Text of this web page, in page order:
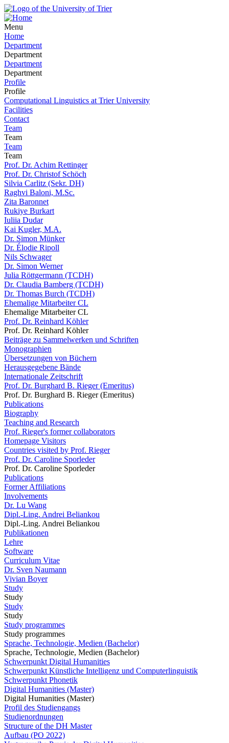
Menu
Home
Department
Department
Department
Department
Profile
Profile
Computational Linguistics at Trier University
Facilities
Contact
Team
Team
Team
Team
Prof. Dr. Achim Rettinger
Prof. Dr. Christof Schöch
Silvia Carlitz (Sekr. DH)
Raghvi Baloni, M.Sc.
Zita Baronnet
Rukiye Burkart
Iuliia Dudar
Kai Kugler, M.A.
Dr. Simon Münker
Dr. Élodie Ripoll
Nils Schwager
Dr. Simon Werner
Julia Röttgermann (TCDH)
Dr. Claudia Bamberg (TCDH)
Dr. Thomas Burch (TCDH)
Ehemalige Mitarbeiter CL
Ehemalige Mitarbeiter CL
Prof. Dr. Reinhard Köhler
Prof. Dr. Reinhard Köhler
Beiträge zu Sammelwerken und Schriften
Monographien
Übersetzungen von Büchern
Herausgegebene Bände
Internationale Zeitschrift
Prof. Dr. Burghard B. Rieger (Emeritus)
Prof. Dr. Burghard B. Rieger (Emeritus)
Publications
Biography
Teaching and Research
Prof. Rieger's former collaborators
Homepage Visitors
Countries visited by Prof. Rieger
Prof. Dr. Caroline Sporleder
Prof. Dr. Caroline Sporleder
Publications
Former Affiliations
Involvements
Dr. Lu Wang
Dipl.-Ling. Andrei Beliankou
Dipl.-Ling. Andrei Beliankou
Publikationen
Lehre
Software
Curriculum Vitae
Dr. Sven Naumann
Vivian Boyer
Study
Study
Study
Study
Study programmes
Study programmes
Sprache, Technologie, Medien (Bachelor)
Sprache, Technologie, Medien (Bachelor)
Schwerpunkt Digital Humanities
Schwerpunkt Künstliche Intelligenz und Computerlinguistik
Schwerpunkt Phonetik
Digital Humanities (Master)
Digital Humanities (Master)
Profil des Studiengangs
Studienordnungen
Structure of the DH Master
Aufbau (PO 2022)